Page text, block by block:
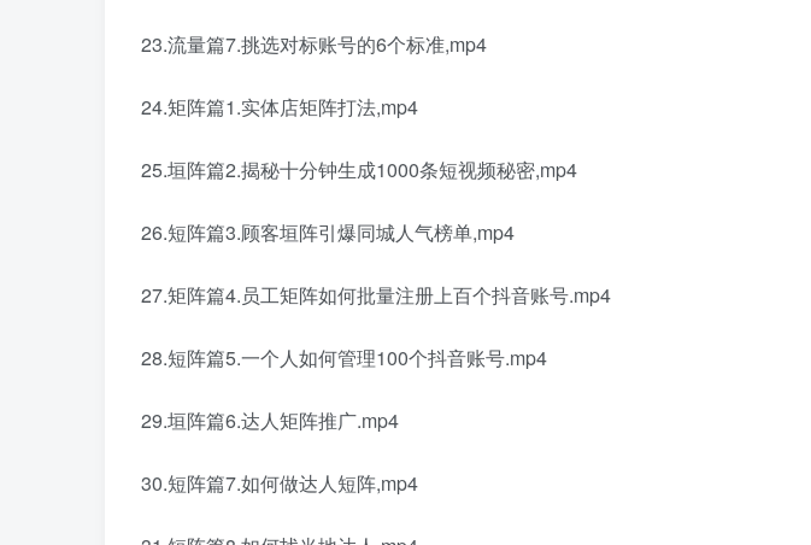
23.流量篇7.挑选对标账号的6个标准,mp4
24.矩阵篇1.实体店矩阵打法,mp4
25.垣阵篇2.揭秘十分钟生成1000条短视频秘密,mp4
26.短阵篇3.顾客垣阵引爆同城人气榜单,mp4
27.矩阵篇4.员工矩阵如何批量注册上百个抖音账号.mp4
28.短阵篇5.一个人如何管理100个抖音账号.mp4
29.垣阵篇6.达人矩阵推广.mp4
30.短阵篇7.如何做达人短阵,mp4